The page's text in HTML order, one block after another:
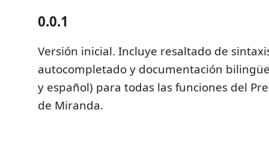
0.0.1
Versión inicial. Incluye resaltado de
autocompletado y documentación
y español) para todas las funciones del
de Miranda.